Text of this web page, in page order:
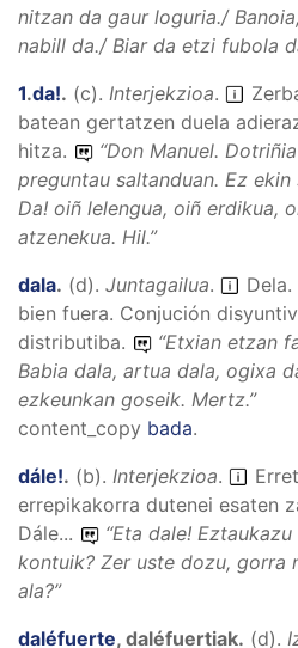
nitzan da gaur loguria./
nabill da./ Biar da etzi fubola
1.da!. (c). Interjekzioa.
batean gertatzen duela
hitza.
“Don Manuel. Dotriñia
preguntau saltanduan. Ez ekin
Da! oiñ lelengua, oiñ erdikua,
atzenekua. Hil.”
dala. (d). Juntagailua.
Dela.
bien fuera. Conjución
distributiba.
“Etxian etzan
Babia dala, artua dala, ogixa
ezkeunkan goseik. Mertz.”
content_copy bada.
dále!. (b). Interjekzioa.
errepikakorra dutenei esaten
Dále...
“Eta dale! Eztaukazu
kontuik? Zer uste dozu, gorra
ala?”
daléfuerte, daléfuertiak. (d).